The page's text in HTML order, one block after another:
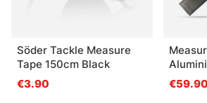
Söder Tackle Measure
Tape 150cm Black
€3.90
€59.90